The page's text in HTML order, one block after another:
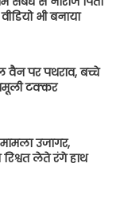
भी बनाया
वैन पर पथराव, बच्चे
टक्कर
मामला उजागर,
लेते रंगे हाथ